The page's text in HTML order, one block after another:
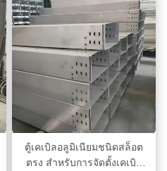
ตู้เคเบิลอลูมิเนียมชนิดสล็อต
ตรง สําหรับการจัดตั้งเคเบิล